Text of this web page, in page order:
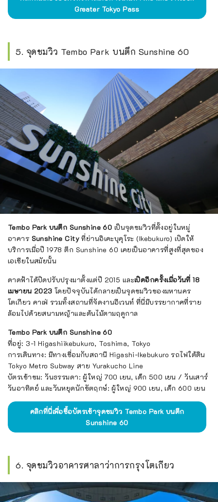
Greater Tokyo Pass
5. จุดชมวิว Tembo Park บนตึก Sunshine 60
Tembo Park บนตึก Sunshine 60 เป็นจุดชมวิวที่ตั้งอยู่ในหมู่
อาคาร Sunshine City ที่ย่านอิเคะบุคุโระ (Ikebukuro) เปิดให้
บริการเมื่อปี 1978 ตึก Sunshine 60 เคยเป็นอาคารที่สูงที่สุดของ
เอเชียในสมัยนั้น
ดาดฟ้าได้ปิดปรับปรุงมาตั้งแต่ปี 2015 และเปิดอีกครั้งเมื่อวันที่ 18
เมษายน 2023 โดยปัจจุบันได้กลายเป็นจุดชมวิวของมหานคร
โตเกียว คาเฟ่ รวมทั้งสถานที่จัดงานอีเวนท์ ที่นี่มีบรรยากาศที่ราย
ล้อมไปด้วยสนามหญ้าและต้นไม้ตามฤดูกาล
Tembo Park บนตึก Sunshine 60
ที่อยู่: 3-1 Higashiikebukuro, Toshima, Tokyo
การเดินทาง: มีทางเชื่อมกับสถานี Higashi-Ikebukuro รถไฟใต้ดิน
Tokyo Metro Subway สาย Yurakucho Line
บัตรเข้าชม: วันธรรมดา: ผู้ใหญ่ 700 เยน, เด็ก 500 เยน / วันเสาร์
วันอาทิตย์ และวันหยุดนักขัตฤกษ์: ผู้ใหญ่ 900 เยน, เด็ก 600 เยน
คลิกที่นี่เพื่อซื้อบัตรเข้าจุดชมวิว Tembo Park บนตึก
Sunshine 60
6. จุดชมวิวอาคารศาลาว่าการกรุงโตเกียว